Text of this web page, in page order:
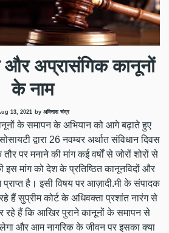
और अप्रासंगिक कानूनों
के नाम
13, 2021 by अविनाश चंद्र
के समापन के अभियान को आगे बढ़ाते हुए
द्वारा 26 नवम्बर अर्थात संविधान दिवस
पर मनाने की मांग कई वर्षों से जोरों शोरों से
इस मांग को देश के प्रतिष्ठित कानूनविदों और
प्राप्त है। इसी विषय पर आज़ादी.मी के संपादक
हैं सुप्रीम कोर्ट के अधिवक्ता प्रशांत नारंग से
रहे हैं कि आखिर पुराने कानूनों के समापन से
और आम नागरिक के जीवन पर इसका क्या